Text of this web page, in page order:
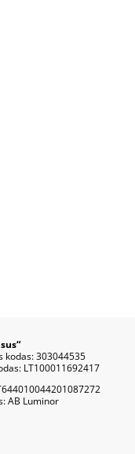
kodas: 303044535
LT100011692417
AB Luminor